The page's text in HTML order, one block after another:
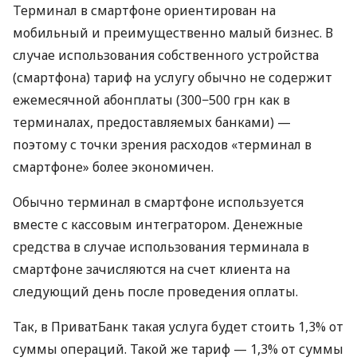
Терминал в смартфоне ориентирован на
мобильный и преимущественно малый бизнес. В
случае использования собственного устройства
(смартфона) тариф на услугу обычно не содержит
ежемесячной абонплаты (300−500 грн как в
терминалах, предоставляемых банками) —
поэтому с точки зрения расходов «терминал в
смартфоне» более экономичен.
Обычно терминал в смартфоне используется
вместе с кассовым интегратором. Денежные
средства в случае использования терминала в
смартфоне зачисляются на счет клиента на
следующий день после проведения оплаты.
Так, в ПриватБанк такая услуга будет стоить 1,3% от
суммы операций. Такой же тариф — 1,3% от суммы